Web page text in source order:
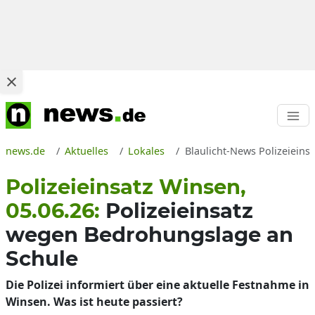
news.de Aktuelles Lokales Blaulicht-News
Polizeieinsatz Winsen,
05.06.26: Polizeieinsatz
wegen Bedrohungslage an
Schule
Die Polizei informiert über eine aktuelle Festnahme in
Winsen. Was ist heute passiert?